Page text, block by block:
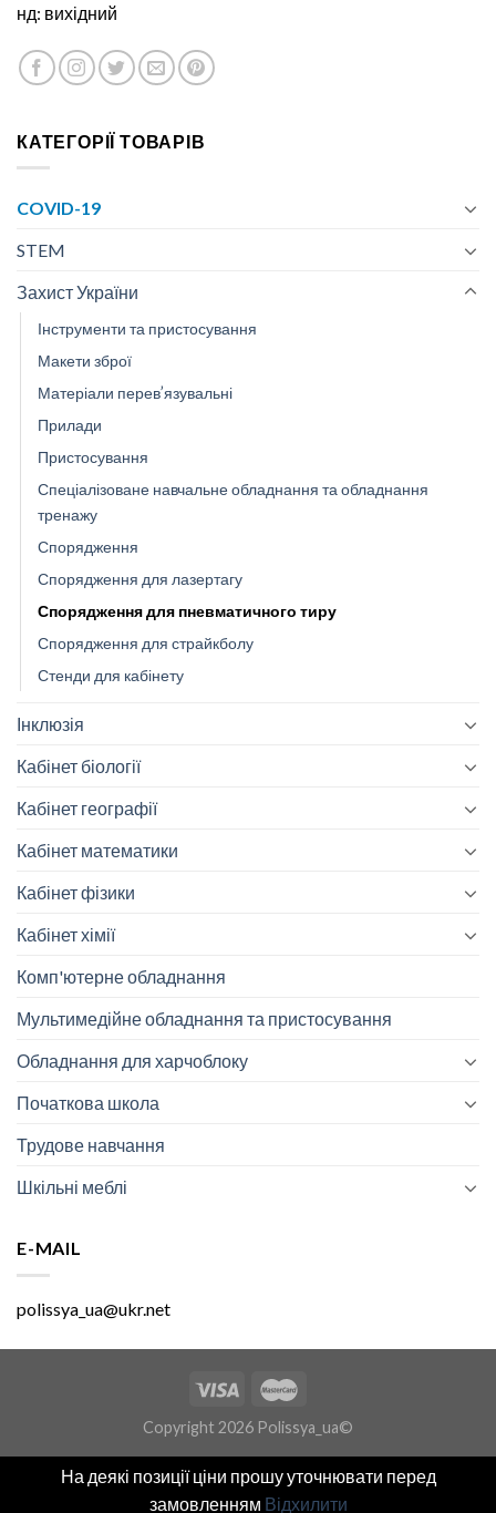
нд: вихідний
КАТЕГОРІЇ ТОВАРІВ
COVID-19
STEM
Захист України
Інструменти та пристосування
Макети зброї
Матеріали перев’язувальні
Прилади
Пристосування
Спеціалізоване навчальне обладнання та обладнання
тренажу
Спорядження
Спорядження для лазертагу
Спорядження для пневматичного тиру
Спорядження для страйкболу
Стенди для кабінету
Інклюзія
Кабінет біології
Кабінет географії
Кабінет математики
Кабінет фізики
Кабінет хімії
Комп'ютерне обладнання
Мультимедійне обладнання та пристосування
Обладнання для харчоблоку
Початкова школа
Трудове навчання
Шкільні меблі
E-MAIL
polissya_ua@ukr.net
Copyright 2026 Polissya_ua©
На деякі позиції ціни прошу уточнювати перед
замовленням Відхилити